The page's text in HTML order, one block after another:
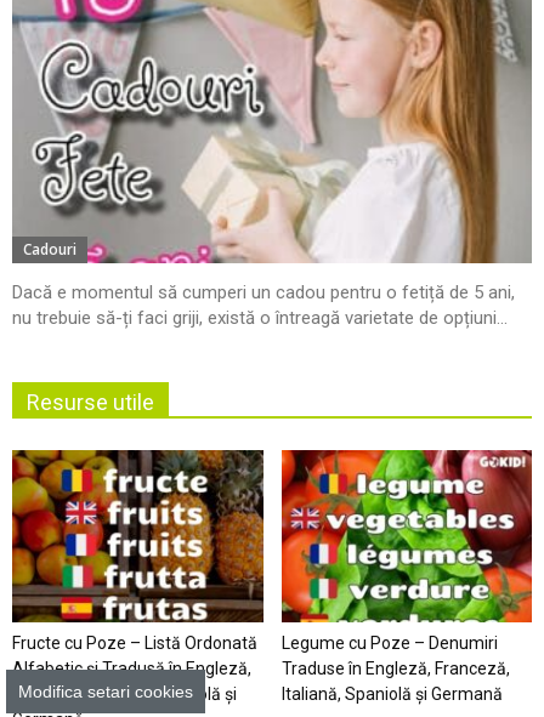
Cadouri
Dacă e momentul să cumperi un cadou pentru o fetiță de 5 ani,
nu trebuie să-ți faci griji, există o întreagă varietate de opțiuni...
Resurse utile
Fructe cu Poze – Listă Ordonată
Alfabetic şi Tradusă în Engleză,
Franceză, Italiană, Spaniolă şi
Legume cu Poze – Denumiri
Traduse în Engleză, Franceză,
Italiană, Spaniolă şi Germană
Modifica setari cookies